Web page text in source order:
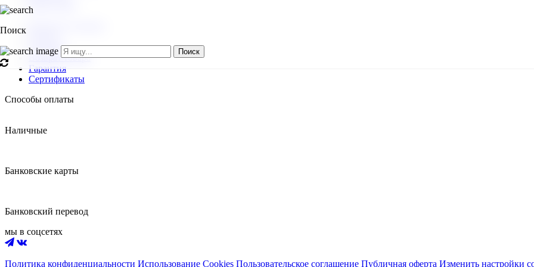
Поиск
Поиск
Карта сайта
Доставка
Возврат товара
Гарантия
Сертификаты
Способы оплаты
Наличные
Банковские карты
Банковский перевод
мы в соцсетях
Политика конфиденциальности Использование Cookies Пользовательское соглашение Публичная оферта Изменить настройки